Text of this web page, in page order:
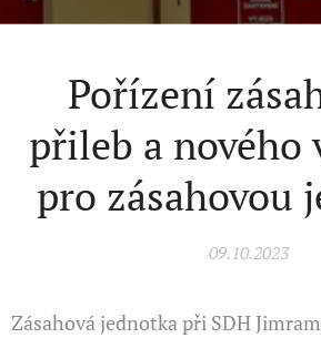
Pořízení
přileb a nového
pro zásahovou
09.10.2023
Zásahová jednotka při SDH